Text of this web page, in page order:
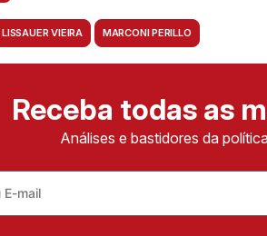
LISSAUER VIEIRA MARCONI PERILLO
Receba todas as
Análises e bastidores da